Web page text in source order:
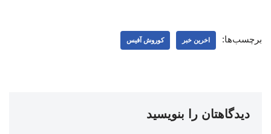
برچسب‌ها: اخرین خبر کوروش آفیس
دیدگاهتان را بنویسید